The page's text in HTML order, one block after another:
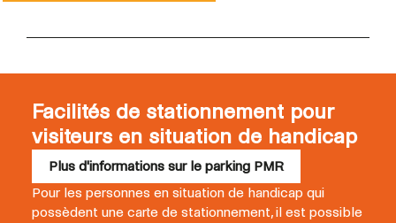
Facilités de stationnement pour
visiteurs en situation de handicap
Plus d'informations sur le parking PMR
Pour les personnes en situation de handicap qui
possèdent une carte de stationnement, il est possible